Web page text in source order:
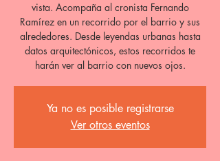
vista. Acompaña al cronista Fernando
Ramírez en un recorrido por el barrio y sus
alrededores. Desde leyendas urbanas hasta
datos arquitectónicos, estos recorridos te
harán ver al barrio con nuevos ojos.
Ya no es posible registrarse
Ver otros eventos